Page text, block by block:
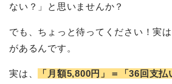
ない？」と思いませんか？
でも、ちょっと待ってください！実
があるんです。
実は、 「月額5,800円」＝「36回支払